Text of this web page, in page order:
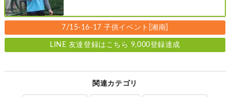
7/15-16-17 子供イベント[湘南]
LINE 友達登録はこちら 9,000登録達成
関連カテゴリ